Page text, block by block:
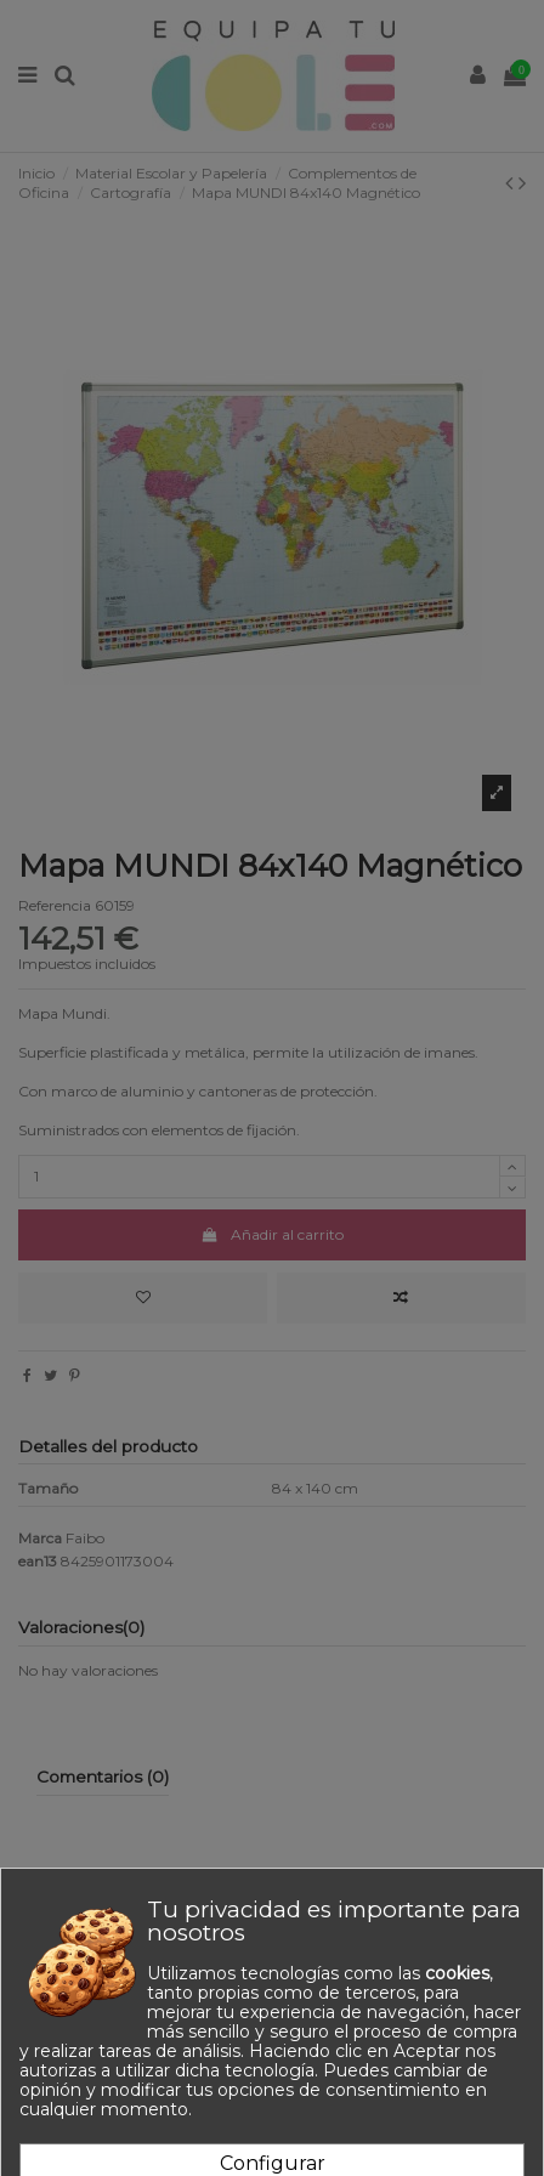
0
Inicio Material Escolar y Papelería
Complementos de
Oficina
Cartografía Mapa MUNDI 84x140 Magnético
Mapa MUNDI 84x140 Magnético
Referencia 60159
142,51 €
Impuestos incluidos
Mapa Mundi.
Superficie plastificada y metálica, permite la utilización de imanes.
Con marco de aluminio y cantoneras de protección.
Suministrados con elementos de fijación.
Añadir al carrito
Detalles del producto
Tamaño 84 x 140 cm
Marca Faibo
ean13 8425901173004
Valoraciones(0)
No hay valoraciones
Comentarios (0)
No hay reseñas de clientes en este momento.
Información
Contacto
Tu privacidad es importante para
nosotros
Utilizamos tecnologías como las cookies,
tanto propias como de terceros, para
mejorar tu experiencia de navegación, hacer
más sencillo y seguro el proceso de compra
y realizar tareas de análisis. Haciendo clic en Aceptar nos
autorizas a utilizar dicha tecnología. Puedes cambiar de
opinión y modificar tus opciones de consentimiento en
cualquier momento.
Configurar